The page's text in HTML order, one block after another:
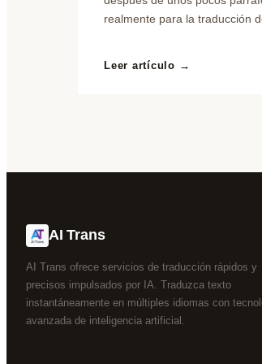
realmente para la traducción
Leer artículo →
AI Trans
AI Trans ofrece servicios de traducción rápidos y
precisos impulsados por IA. Traduzca texto
instantáneamente en múltiples idiomas con
avanzada de inteligencia artificial.